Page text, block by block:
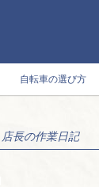
自転車の選び方
店長の作業日記